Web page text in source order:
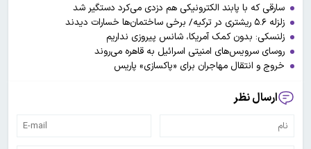
سارقی که با پابند الکترونیکی هم دزدی می‌کرد دستگیر شد
زلزله ۵.۶ ریشتری در ترکیه/ برخی ساختمان‌ها خسارات دیدند
زلنسکی: بدون کمک آمریکا، شانس پیروزی نداریم
روسای سرویس‌های امنیتی اسرائیل به قاهره می‌روند
خروج و انتقال مهاجران برای «پاکسازی» پاریس
ارسال نظر